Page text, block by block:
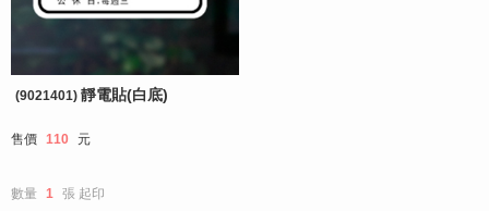
(9021401)靜電貼(白底)
售價 110 元
數量 1 張 起印